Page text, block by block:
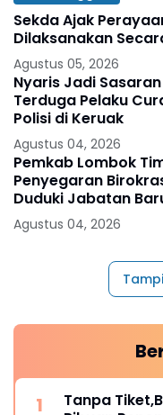
Sekda Ajak
Dilaksanakan
Agustus 05, 2026
Nyaris Jadi
Terduga Pelaku
Polisi di Keruak
Agustus 04, 2026
Pemkab Lombok
Penyegaran
Duduki Jabatan
Agustus 04, 2026
Tanpa